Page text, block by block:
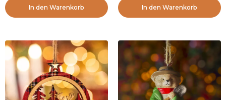
In den Warenkorb In den Warenkorb